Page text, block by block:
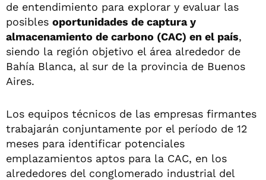
de entendimiento para explorar y evaluar las
posibles oportunidades de captura y
almacenamiento de carbono (CAC) en el país,
siendo la región objetivo el área alrededor de
Bahía Blanca, al sur de la provincia de Buenos
Aires.
Los equipos técnicos de las empresas firmantes
trabajarán conjuntamente por el período de 12
meses para identificar potenciales
emplazamientos aptos para la CAC, en los
alrededores del conglomerado industrial del